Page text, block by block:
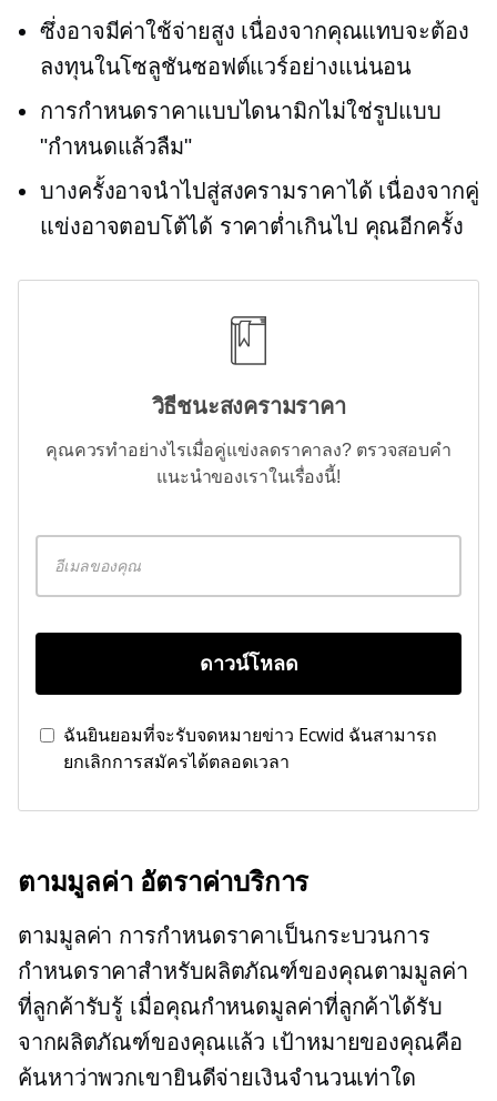
ซึ่งอาจมีค่าใช้จ่ายสูง เนื่องจากคุณแทบจะต้อง
ลงทุนในโซลูชันซอฟต์แวร์อย่างแน่นอน
การกำหนดราคาแบบไดนามิกไม่ใช่รูปแบบ
"กำหนดแล้วลืม"
บางครั้งอาจนำไปสู่สงครามราคาได้ เนื่องจากคู่
แข่งอาจตอบโต้ได้ ราคาต่ำเกินไป คุณอีกครั้ง
วิธีชนะสงครามราคา
คุณควรทำอย่างไรเมื่อคู่แข่งลดราคาลง? ตรวจสอบคำ
แนะนำของเราในเรื่องนี้!
ดาวน์โหลด
ฉันยินยอมที่จะรับจดหมายข่าว Ecwid ฉันสามารถ
ยกเลิกการสมัครได้ตลอดเวลา
ตามมูลค่าอัตราค่าบริการ
ตามมูลค่า การกำหนดราคาเป็นกระบวนการ
กำหนดราคาสำหรับผลิตภัณฑ์ของคุณตามมูลค่า
ที่ลูกค้ารับรู้ เมื่อคุณกำหนดมูลค่าที่ลูกค้าได้รับ
จากผลิตภัณฑ์ของคุณแล้ว เป้าหมายของคุณคือ
ค้นหาว่าพวกเขายินดีจ่ายเงินจำนวนเท่าใด